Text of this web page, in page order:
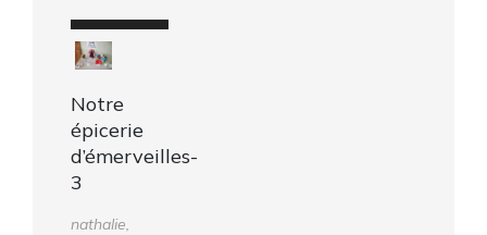
Notre
épicerie
d’émerveilles-
3
nathalie,